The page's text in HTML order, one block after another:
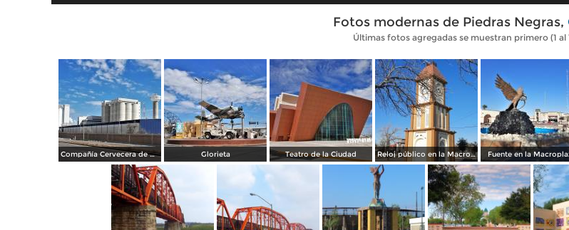
Fotos modernas de Piedras Negras,
Últimas fotos agregadas se muestran primero (1 al
Compañía Cervecera de Coahuila Glorieta Teatro de la Ciudad Reloj público en la Macroplaza Fuente en la